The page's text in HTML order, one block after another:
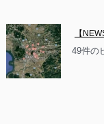
【
49件の